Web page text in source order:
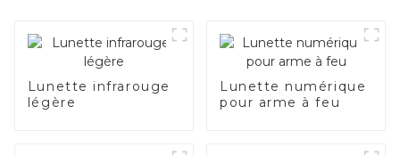
Lunette infrarouge
légère
Lunette numérique
pour arme à feu